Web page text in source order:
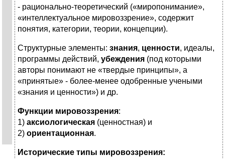
- рационально-теоретический («миропонимание»,
«интеллектуальное мировоззрение», содержит
понятия, категории, теории, концепции).
Структурные элементы: знания, ценности, идеалы,
программы действий, убеждения (под которыми
авторы понимают не «твердые принципы», а
«принятые» - более-менее одобренные учеными
«знания и ценности») и др.
Функции мировоззрения:
1) аксиологическая (ценностная) и
2) ориентационная.
Исторические типы мировоззрения: